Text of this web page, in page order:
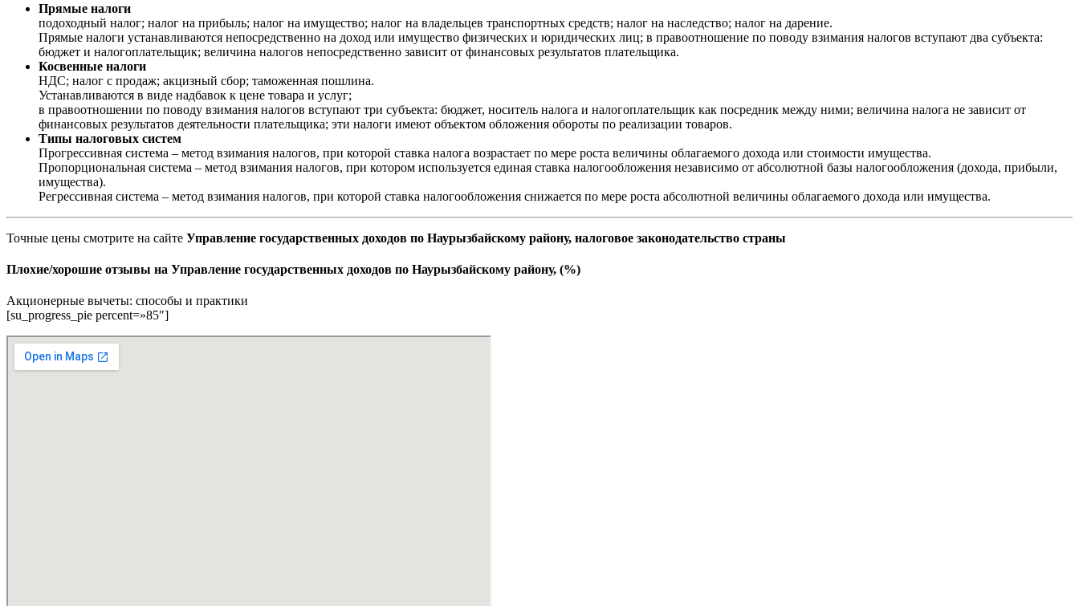
Прямые налоги
подоходный налог; налог на прибыль; налог на имущество; налог на владельцев транспортных средств; налог на наследство; налог на дарение.
Прямые налоги устанавливаются непосредственно на доход или имущество физических и юридических лиц; в правоотношение по поводу взимания налогов вступают два субъекта:
бюджет и налогоплательщик; величина налогов непосредственно зависит от финансовых результатов плательщика.
Косвенные налоги
НДС; налог с продаж; акцизный сбор; таможенная пошлина.
Устанавливаются в виде надбавок к цене товара и услуг;
в правоотношении по поводу взимания налогов вступают три субъекта: бюджет, носитель налога и налогоплательщик как посредник между ними; величина налога не зависит от
финансовых результатов деятельности плательщика; эти налоги имеют объектом обложения обороты по реализации товаров.
Типы налоговых систем
Прогрессивная система – метод взимания налогов, при которой ставка налога возрастает по мере роста величины облагаемого дохода или стоимости имущества.
Пропорциональная система – метод взимания налогов, при котором используется единая ставка налогообложения независимо от абсолютной базы налогообложения (дохода, прибыли,
имущества).
Регрессивная система – метод взимания налогов, при которой ставка налогообложения снижается по мере роста абсолютной величины облагаемого дохода или имущества.
Точные цены смотрите на сайте Управление государственных доходов по Наурызбайскому району, налоговое законодательство страны
Плохие/хорошие отзывы на Управление государственных доходов по Наурызбайскому району, (%)
Акционерные вычеты: способы и практики
[su_progress_pie percent=»85″]